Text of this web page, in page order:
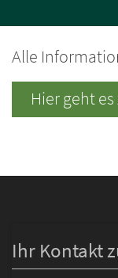
Alle
Hier geht
Ihr Kontakt